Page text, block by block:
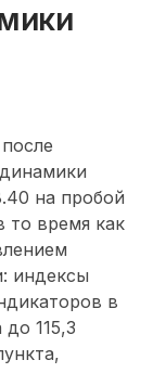
на пробой
то время как
индексы
в
до 115,3